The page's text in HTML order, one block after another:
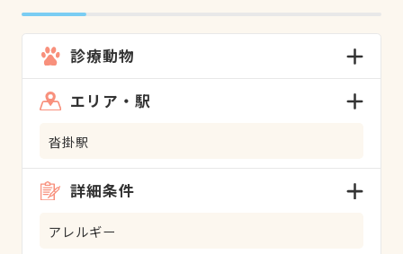
診療動物
エリア・駅
沓掛駅
詳細条件
アレルギー